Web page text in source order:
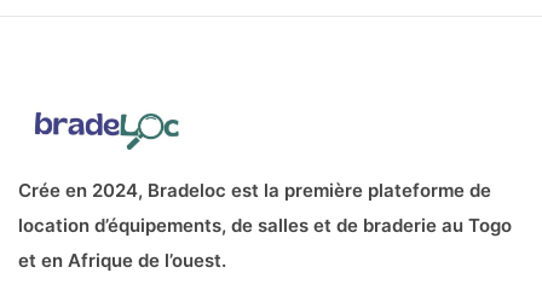
Crée en 2024, Bradeloc est la première plateforme de
location d’équipements, de salles et de braderie au Togo
et en Afrique de l’ouest.